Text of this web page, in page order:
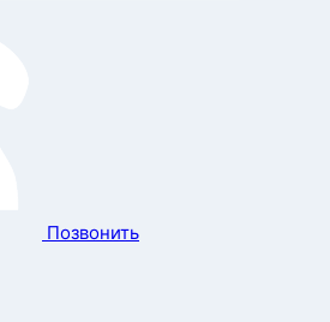
Позвонить